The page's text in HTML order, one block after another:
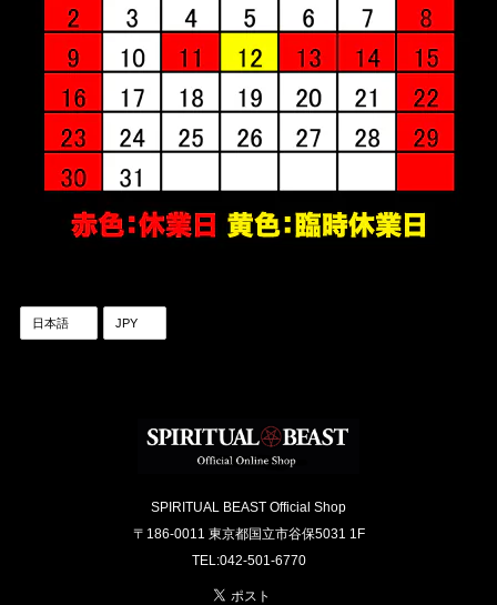
SPIRITUAL BEAST Official Shop
〒186-0011 東京都国立市谷保5031 1F
TEL:042-501-6770